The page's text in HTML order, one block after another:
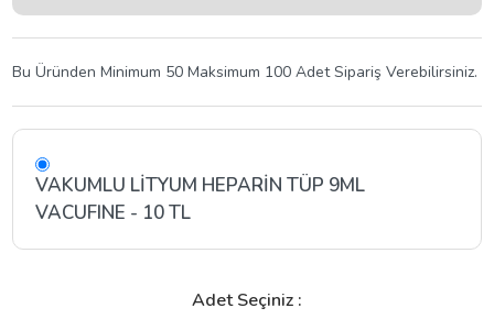
Bu Üründen Minimum 50 Maksimum 100 Adet Sipariş Verebilirsiniz.
VAKUMLU LİTYUM HEPARİN TÜP 9ML
VACUFINE - 10 TL
Adet Seçiniz :